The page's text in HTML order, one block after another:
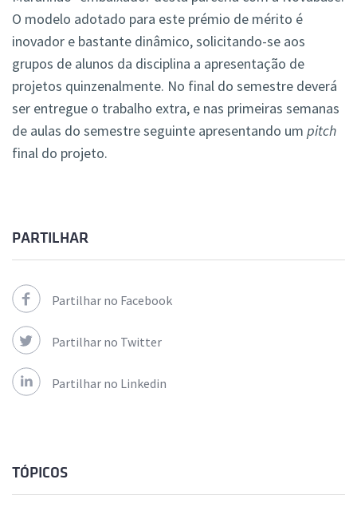
O modelo adotado para este prémio de mérito é
inovador e bastante dinâmico, solicitando-se aos
grupos de alunos da disciplina a apresentação de
projetos quinzenalmente. No final do semestre deverá
ser entregue o trabalho extra, e nas primeiras semanas
de aulas do semestre seguinte apresentando um pitch
final do projeto.
PARTILHAR
Partilhar no Facebook
Partilhar no Twitter
Partilhar no Linkedin
TÓPICOS